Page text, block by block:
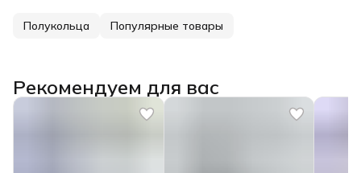
Полукольца Популярные товары
Рекомендуем для вас